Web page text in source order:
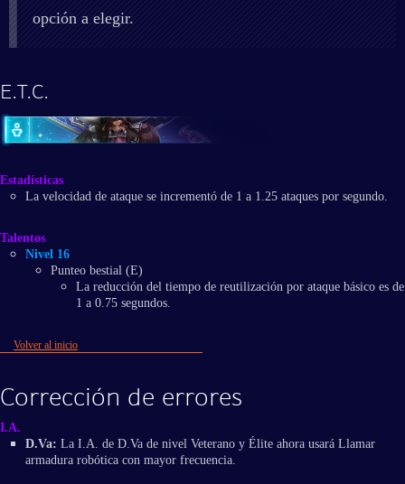
opción a elegir.
E.T.C.
Estadísticas
La velocidad de ataque se incrementó de 1 a 1.25 ataques por segundo.
Talentos
Nivel 16
Punteo bestial (E)
La reducción del tiempo de reutilización por ataque básico es de
1 a 0.75 segundos.
Volver al inicio
Corrección de errores
I.A.
D.Va: La I.A. de D.Va de nivel Veterano y Élite ahora usará Llamar
armadura robótica con mayor frecuencia.